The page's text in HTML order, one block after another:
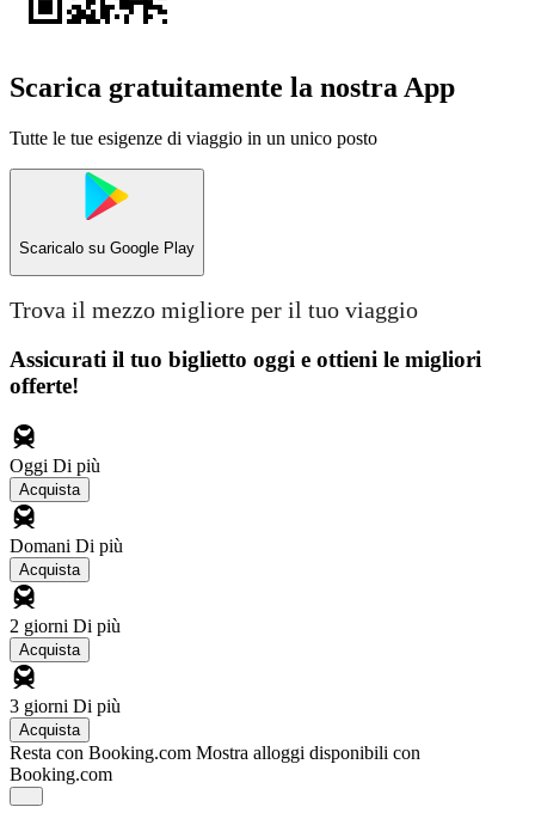
Scarica gratuitamente la nostra App
Tutte le tue esigenze di viaggio in un unico posto
Scaricalo su Google Play
Trova il mezzo migliore per il tuo viaggio
Assicurati il ​​tuo biglietto oggi e ottieni le migliori
offerte!
Oggi Di più
Acquista
Domani Di più
Acquista
2 giorni Di più
Acquista
3 giorni Di più
Acquista
Resta con Booking.com Mostra alloggi disponibili con
Booking.com